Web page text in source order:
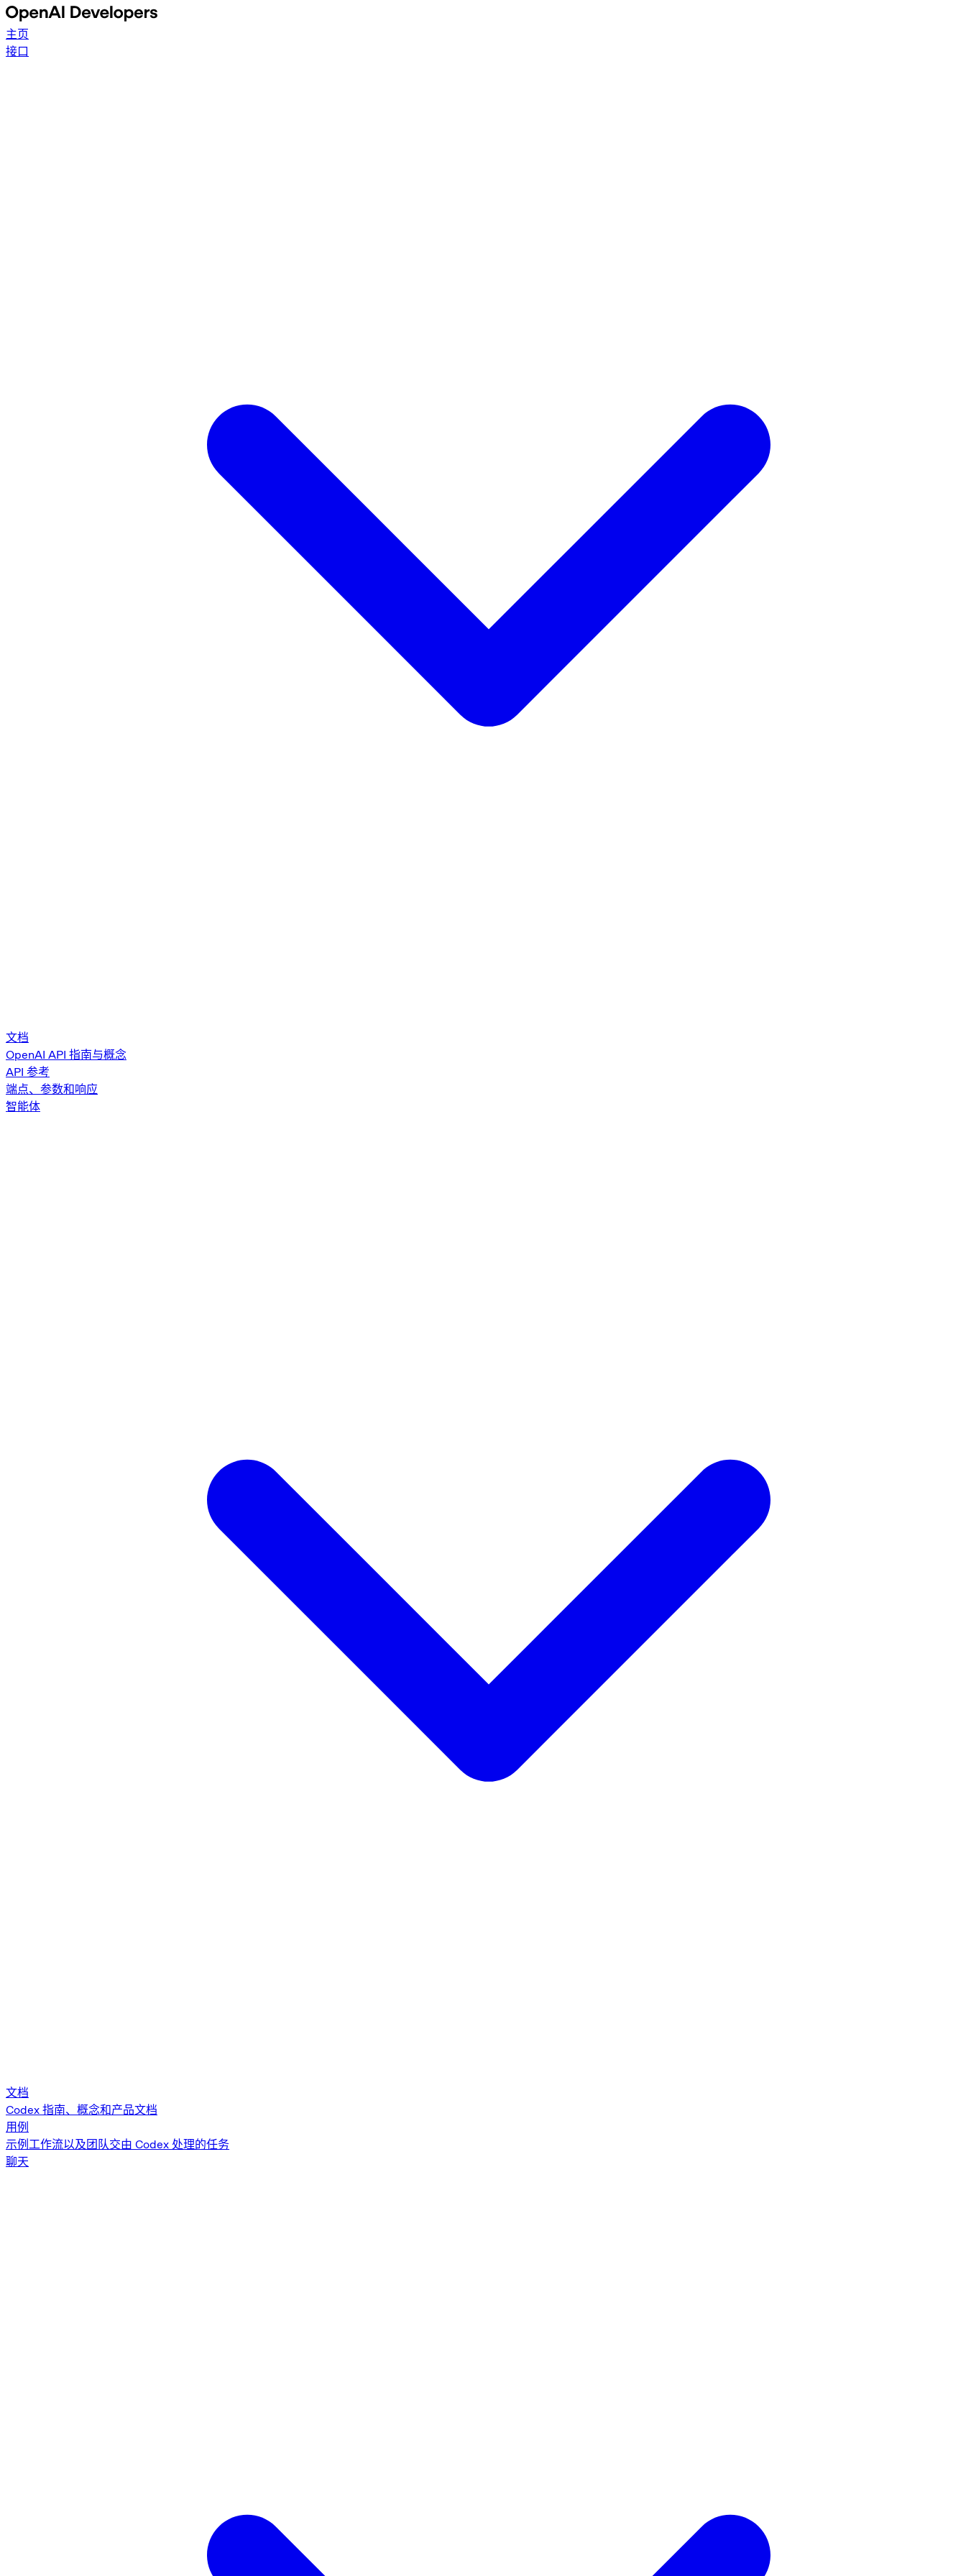
主页
接口
文档
OpenAI API 指南与概念
API 参考
端点、参数和响应
智能体
文档
Codex 指南、概念和产品文档
用例
示例工作流以及团队交由 Codex 处理的任务
聊天